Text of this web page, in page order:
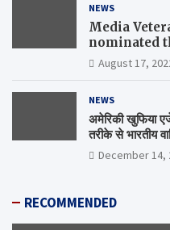
NEWS
Media
nominated
Shiv Varma
August 17,
NEWS
अमेरिकी खुफिया
तरीके से भारतीय
December 14,
RECOMMENDED